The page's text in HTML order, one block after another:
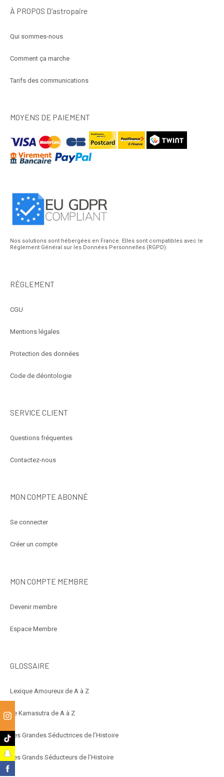
À PROPOS D’astropaire
Qui sommes-nous
Comment ça marche
Tarifs des communications
MOYENS DE PAIEMENT
Nos solutions sont hébergées en France. Elles sont compatibles avec le
Réglement Général sur les Données Personnelles (RGPD).
RÈGLEMENT
CGU
Mentions légales
Protection des données
Code de déontologie
SERVICE CLIENT
Questions fréquentes
Contactez-nous
MON COMPTE ABONNÉ
Se connecter
Créer un compte
MON COMPTE MEMBRE
Devenir membre
Espace Membre
GLOSSAIRE
Lexique Amoureux de A à Z
Le Kamasutra de A à Z
Les Grandes Séductrices de l’Histoire
Les Grands Séducteurs de l’Histoire